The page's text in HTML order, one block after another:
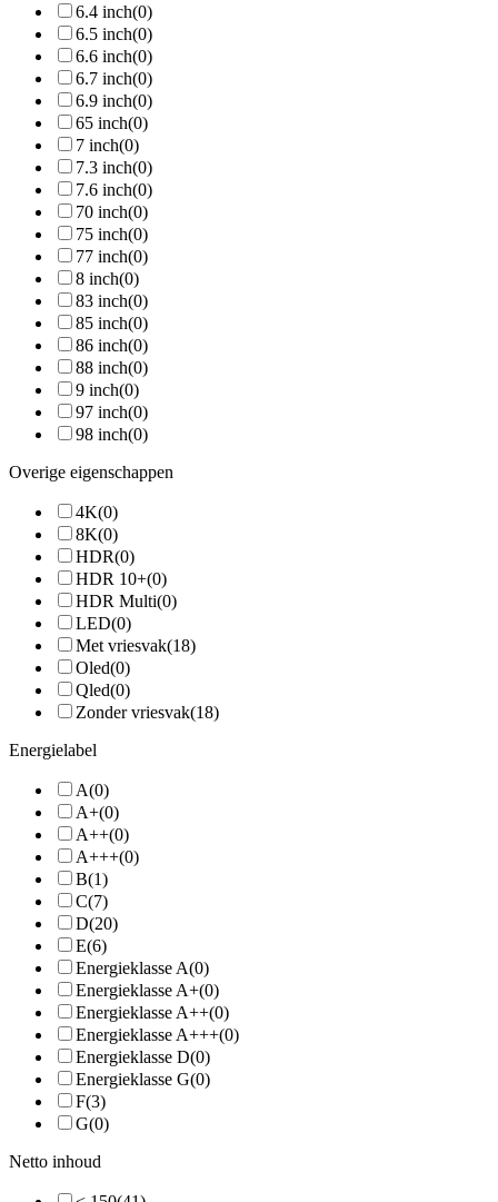
6.4 inch(0)
6.5 inch(0)
6.6 inch(0)
6.7 inch(0)
6.9 inch(0)
65 inch(0)
7 inch(0)
7.3 inch(0)
7.6 inch(0)
70 inch(0)
75 inch(0)
77 inch(0)
8 inch(0)
83 inch(0)
85 inch(0)
86 inch(0)
88 inch(0)
9 inch(0)
97 inch(0)
98 inch(0)
Overige eigenschappen
4K(0)
8K(0)
HDR(0)
HDR 10+(0)
HDR Multi(0)
LED(0)
Met vriesvak(18)
Oled(0)
Qled(0)
Zonder vriesvak(18)
Energielabel
A(0)
A+(0)
A++(0)
A+++(0)
B(1)
C(7)
D(20)
E(6)
Energieklasse A(0)
Energieklasse A+(0)
Energieklasse A++(0)
Energieklasse A+++(0)
Energieklasse D(0)
Energieklasse G(0)
F(3)
G(0)
Netto inhoud